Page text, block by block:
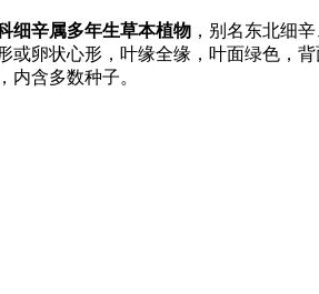
细辛属多年生草本植物 ，别名东北细
或卵状心形，叶缘全缘，叶面绿色，
内含多数种子。